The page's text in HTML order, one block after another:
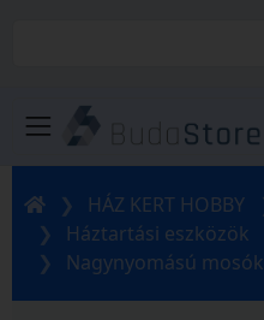
HÁZ KERT HOBBY
Háztartási eszközök
Nagynyomású mosók